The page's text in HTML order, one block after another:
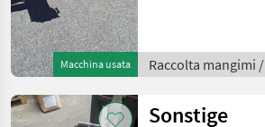
Macchina usata Raccolta mangimi /
Sonstige